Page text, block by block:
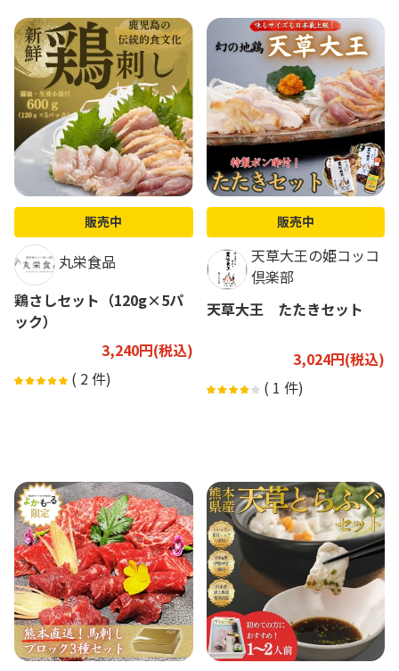
販売中
丸栄食品
鶏さしセット（120g×5パ
ック）
3,240円(税込)
( 2件)
販売中
天草大王の姫コッコ
倶楽部
天草大王 たたきセット
3,024円(税込)
( 1 件)